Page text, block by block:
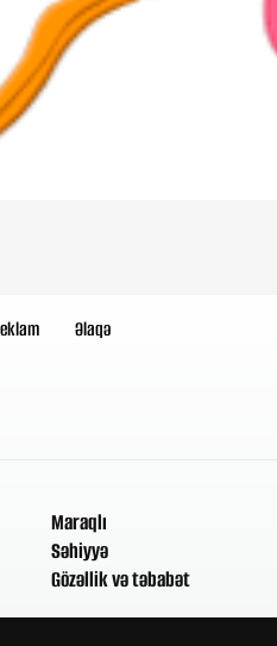
Əlaqə
Maraqlı
Səhiyyə
Gözəllik və təbabət